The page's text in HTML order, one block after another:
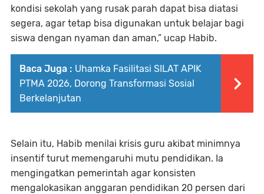
kondisi sekolah yang rusak parah dapat bisa diatasi
segera, agar tetap bisa digunakan untuk belajar bagi
siswa dengan nyaman dan aman,” ucap Habib.
Baca Juga : Uhamka Fasilitasi SILAT APIK
PTMA 2026, Dorong Transformasi Sosial
Berkelanjutan
Selain itu, Habib menilai krisis guru akibat minimnya
insentif turut memengaruhi mutu pendidikan. Ia
mengingatkan pemerintah agar konsisten
mengalokasikan anggaran pendidikan 20 persen dari